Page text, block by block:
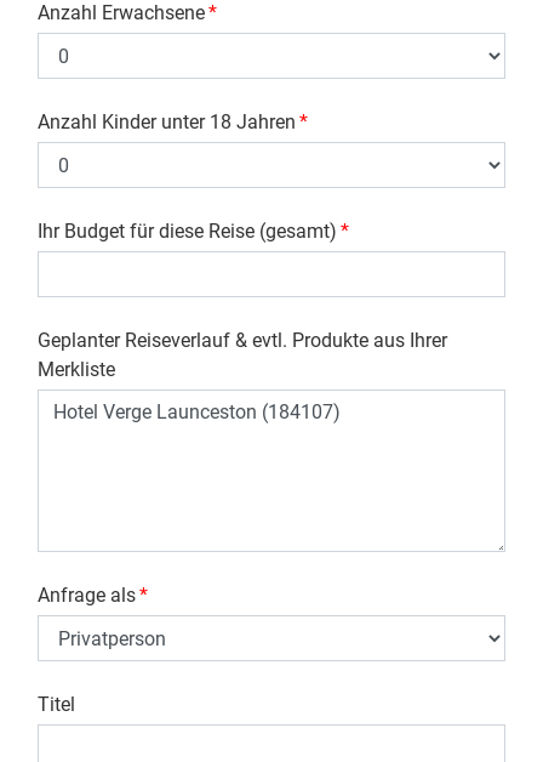
Anzahl Erwachsene*
Anzahl Kinder unter 18 Jahren *
Ihr Budget für diese Reise (gesamt) *
Geplanter Reiseverlauf & evtl. Produkte aus Ihrer
Merkliste
Anfrage als*
Titel